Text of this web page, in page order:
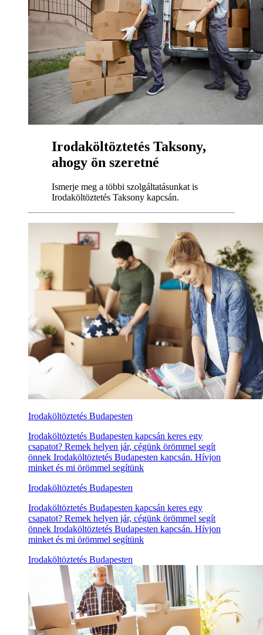
Irodaköltöztetés Taksony,
ahogy ön szeretné
Ismerje meg a többi szolgáltatásunkat is
Irodaköltöztetés Taksony kapcsán.
Irodaköltöztetés Budapesten
Irodaköltöztetés Budapesten kapcsán keres egy
csapatot? Remek helyen jár, cégünk örömmel segít
önnek Irodaköltöztetés Budapesten kapcsán. Hívjon
minket és mi örömmel segítünk
Irodaköltöztetés Budapesten
Irodaköltöztetés Budapesten kapcsán keres egy
csapatot? Remek helyen jár, cégünk örömmel segít
önnek Irodaköltöztetés Budapesten kapcsán. Hívjon
minket és mi örömmel segítünk
Irodaköltöztetés Budapesten